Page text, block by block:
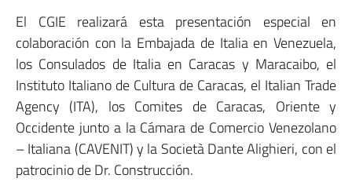
El CGIE realizará esta presentación especial en
colaboración con la Embajada de Italia en Venezuela,
los Consulados de Italia en Caracas y Maracaibo, el
Instituto Italiano de Cultura de Caracas, el Italian Trade
Agency (ITA), los Comites de Caracas, Oriente y
Occidente junto a la Cámara de Comercio Venezolano
– Italiana (CAVENIT) y la Società Dante Alighieri, con el
patrocinio de Dr. Construcción.